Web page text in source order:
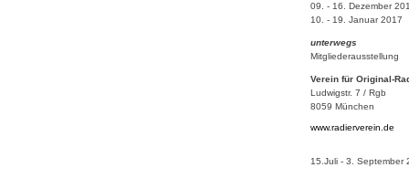
09. - 16. Dezember
10. - 19. Januar 2017
unterwegs
Mitgliederausstellung
Verein für Original-
Ludwigstr. 7 / Rgb
8059 München
www.radierverein.de
15.Juli - 3. September